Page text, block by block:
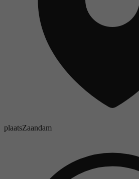
plaatsZaandam